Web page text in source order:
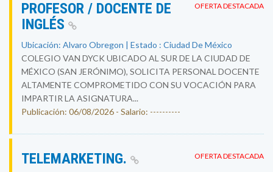
OFERTA DESTACADA
PROFESOR / DOCENTE DE
INGLÉS
Ubicación: Alvaro Obregon | Estado : Ciudad De México
COLEGIO VAN DYCK UBICADO AL SUR DE LA CIUDAD DE
MÉXICO (SAN JERÓNIMO), SOLICITA PERSONAL DOCENTE
ALTAMENTE COMPROMETIDO CON SU VOCACIÓN PARA
IMPARTIR LA ASIGNATURA...
Publicación: 06/08/2026 - Salario: ----------
OFERTA DESTACADA
TELEMARKETING.